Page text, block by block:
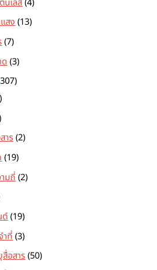
นเลส 4
สง 13
7
ด 3
307
าร 2
19
มถี่ 2
ต์ 19
ำที่ 3
สื่อสาร 50